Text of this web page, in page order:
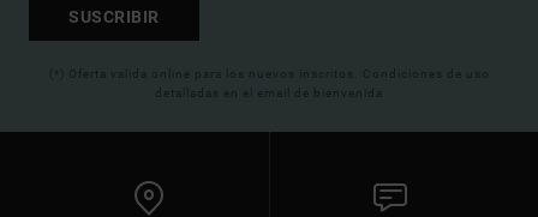
SUSCRIBIR
(*) Oferta valida online para los nuevos inscritos. Condiciones de uso
detalladas en el email de bienvenida